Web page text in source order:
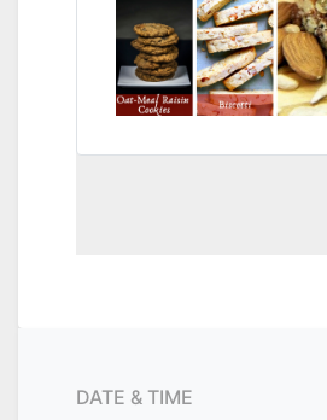
DATE & TIME